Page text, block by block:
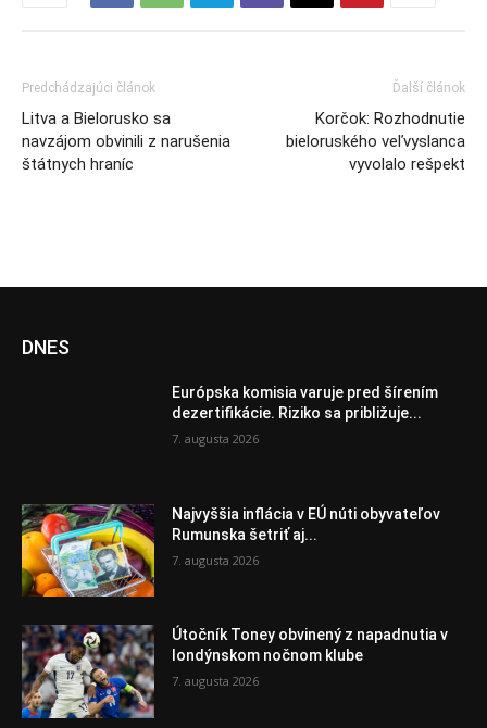
Predchádzajúci článok
Litva a Bielorusko sa
navzájom obvinili z narušenia
štátnych hraníc
Ďalší článok
Korčok: Rozhodnutie
bieloruského veľvyslanca
vyvolalo rešpekt
DNES
Európska komisia varuje pred šírením
dezertifikácie. Riziko sa približuje...
7. augusta 2026
Najvyššia inflácia v EÚ núti obyvateľov
Rumunska šetriť aj...
7. augusta 2026
Útočník Toney obvinený z napadnutia v
londýnskom nočnom klube
7. augusta 2026